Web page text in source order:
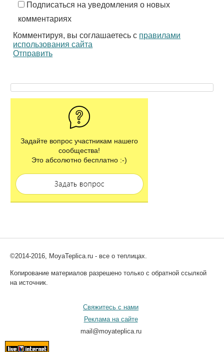
Подписаться на уведомления о новых
комментариях
Комментируя, вы соглашаетесь с правилами
использования сайта
Отправить
Задайте вопрос участникам нашего
сообщества!
Это абсолютно бесплатно :-)
©2014-2016, MoyaTeplica.ru - все о теплицах.
Копирование материалов разрешено только с обратной ссылкой
на источник.
Свяжитесь с нами
Реклама на сайте
mail@moyateplica.ru